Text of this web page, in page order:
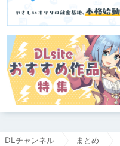
DLチャンネル まとめ